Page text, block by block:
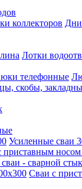
коллекторов
Лотки
телефонные
скобы,
Усиленные сваи
приставным
- сварной
Сваи с